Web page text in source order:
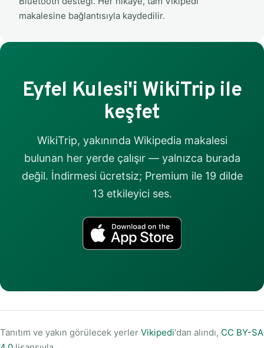
makalesine bağlantısıyla kaydedilir.
Eyfel Kulesi'i WikiTrip ile
keşfet
WikiTrip, yakınında Wikipedia makalesi
bulunan her yerde çalışır — yalnızca burada
değil. İndirmesi ücretsiz; Premium ile 19 dilde
13 etkileyici ses.
Tanıtım ve yakın görülecek yerler Vikipedi'dan alındı, CC BY-SA